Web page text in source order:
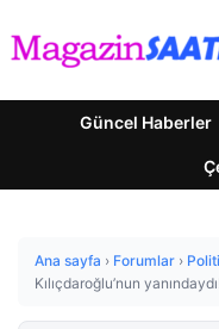
Güncel Haberler
Ana sayfa › Forumlar ›
Kılıçdaroğlu’nun